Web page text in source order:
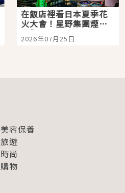
在飯店裡看日本夏季花
火大會！星野集團煙火
景觀飯店6選，讓你不用
人擠人悠閒欣賞
2026年07月25日
美容保養
旅遊
時尚
購物